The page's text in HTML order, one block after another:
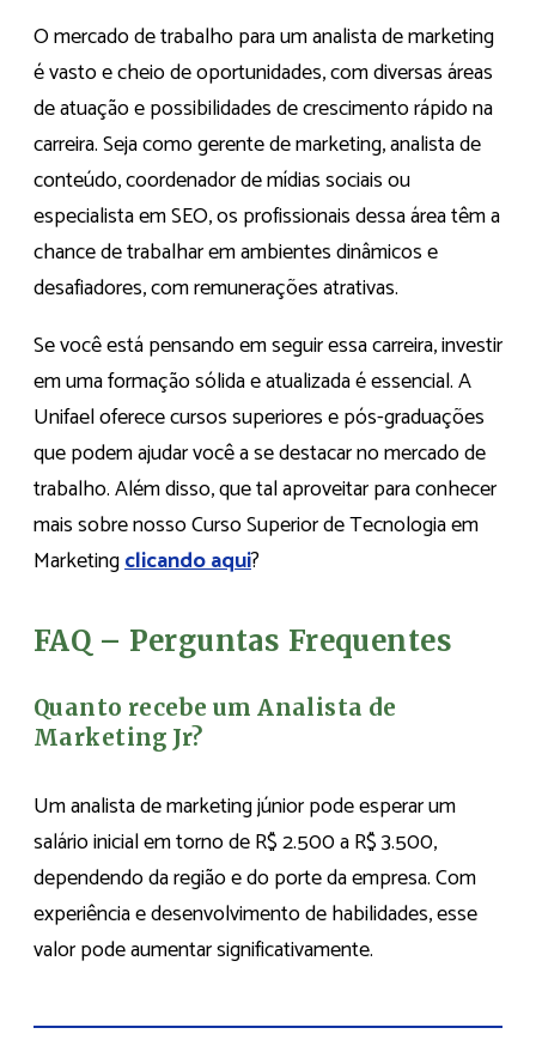
O mercado de trabalho para um analista de marketing
é vasto e cheio de oportunidades, com diversas áreas
de atuação e possibilidades de crescimento rápido na
carreira. Seja como gerente de marketing, analista de
conteúdo, coordenador de mídias sociais ou
especialista em SEO, os profissionais dessa área têm a
chance de trabalhar em ambientes dinâmicos e
desafiadores, com remunerações atrativas.
Se você está pensando em seguir essa carreira, investir
em uma formação sólida e atualizada é essencial. A
Unifael oferece cursos superiores e pós-graduações
que podem ajudar você a se destacar no mercado de
trabalho. Além disso, que tal aproveitar para conhecer
mais sobre nosso Curso Superior de Tecnologia em
Marketingclicando aqui?
FAQ – Perguntas Frequentes
Quanto recebe um Analista de
Marketing Jr?
Um analista de marketing júnior pode esperar um
salário inicial em torno de R$ 2.500 a R$ 3.500,
dependendo da região e do porte da empresa. Com
experiência e desenvolvimento de habilidades, esse
valor pode aumentar significativamente.